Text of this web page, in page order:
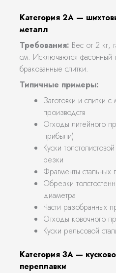
Категория 2А —
металл
Требования: Вес от 2 кг,
см. Исключаются фасонный
бракованные слитки.
Типичные примеры:
Заготовки и слитки с
производств
Отходы литейного
прибыли)
Куски
резки
Фрагменты стальных
Обрезки
диаметра
Части разобранных
Отходы ковочного
Куски рельсовой
Категория 3А —
переплавки